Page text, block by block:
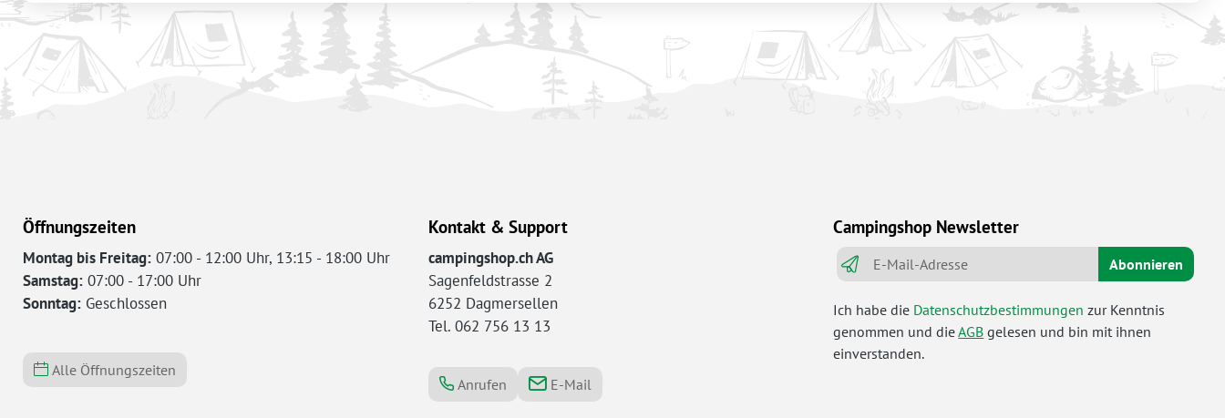
Öffnungszeiten
Montag bis Freitag: 07:00 - 12:00 Uhr, 13:15 - 18:00 Uhr
Samstag: 07:00 - 17:00 Uhr
Sonntag: Geschlossen
Alle Öffnungszeiten
Kontakt & Support
campingshop.ch AG
Sagenfeldstrasse 2
6252 Dagmersellen
Tel. 062 756 13 13
Anrufen E-Mail
Campingshop Newsletter
Abonnieren
Ich habe die Datenschutzbestimmungen zur Kenntnis
genommen und dieAGB gelesen und bin mit ihnen
einverstanden.